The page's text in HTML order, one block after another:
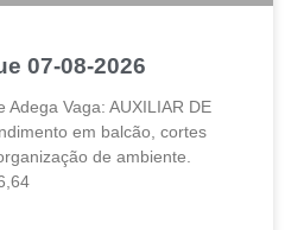
07-08-2026
Adega Vaga: AUXILIAR DE
em balcão, cortes
de ambiente.